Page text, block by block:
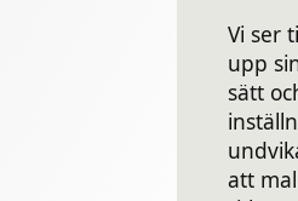
Vi ser
upp
sätt
att